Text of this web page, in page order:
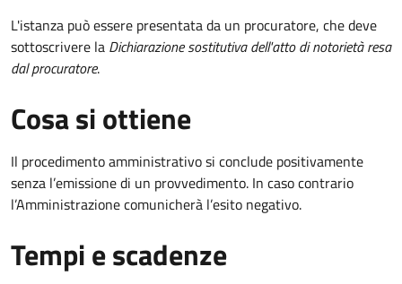
L'istanza può essere presentata da un procuratore, che deve
sottoscrivere la Dichiarazione sostitutiva dell'atto di notorietà resa
dal procuratore.
Cosa si ottiene
Il procedimento amministrativo si conclude positivamente
senza l’emissione di un provvedimento. In caso contrario
l’Amministrazione comunicherà l’esito negativo.
Tempi e scadenze